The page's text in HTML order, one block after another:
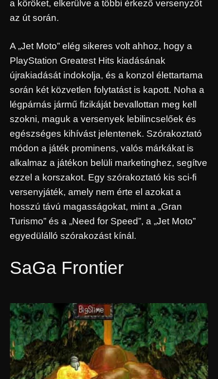
a köröket, elkerülve a többi érkező versenyzőt
az út során.
A „Jet Moto” elég sikeres volt ahhoz, hogy a
PlayStation Greatest Hits kiadásának
újrakiadását indokolja, és a konzol élettartama
során két közvetlen folytatást is kapott. Noha a
légpárnás jármű fizikáját bevallottan meg kell
szokni, maguk a versenyek lebilincselőek és
egészséges kihívást jelentenek. Szórakoztató
módon a játék prominens, valós márkákat is
alkalmaz a játékon belüli marketinghez, segítve
ezzel a korszakot. Egy szórakoztató kis sci-fi
versenyjáték, amely nem érte el azokat a
hosszú távú magasságokat, mint a „Gran
Turismo” és a „Need for Speed”, a „Jet Moto”
egyedülálló szórakozást kínál.
SaGa Frontier